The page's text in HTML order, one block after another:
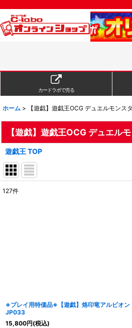
カードラボで売る
ホーム > 【遊戯】遊戯王OCG デュエルモンス
【遊戯】遊戯王OCG デュエル
遊戯王 TOP
127件
※プレイ用特価品※【遊戯】烙印竜アルビオ
JP033
15,800円(税込)